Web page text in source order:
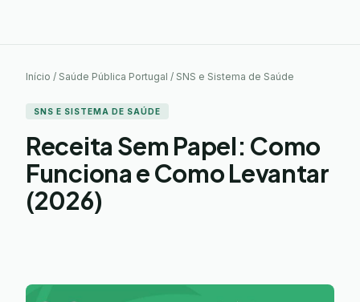
Início / Saúde Pública Portugal / SNS e Sistema de Saúde
SNS E SISTEMA DE SAÚDE
Receita Sem Papel: Como
Funciona e Como Levantar
(2026)